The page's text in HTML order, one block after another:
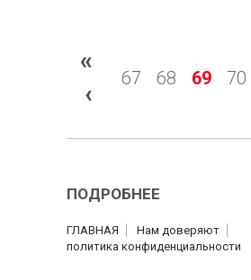
«
‹
67 68 69 70
ПОДРОБНЕЕ
ГЛАВНАЯ
Нам доверяют
политика конфиденциальности